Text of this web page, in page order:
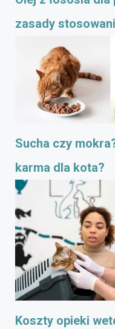
zasady
Sucha czy
karma dla kota?
Koszty opieki